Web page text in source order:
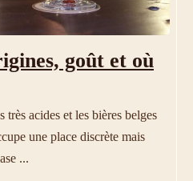
goût et où
très acides et les bières belges
une place discrète mais
...